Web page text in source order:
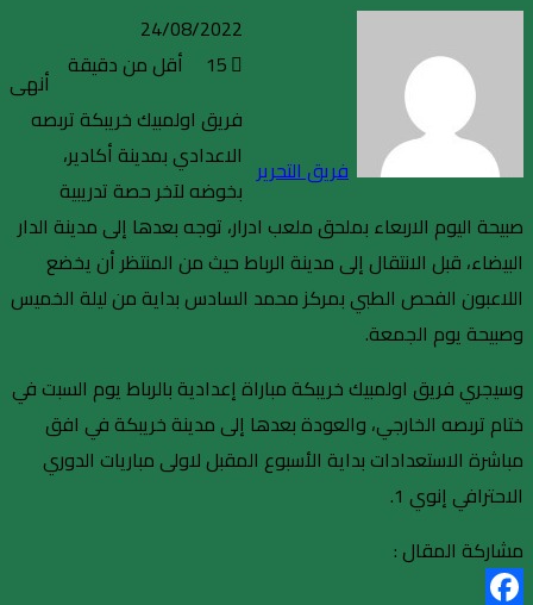
فريق التحرير
24/08/2022
15
أقل من دقيقة
أنهى
فريق اولمبيك خريبكة تربصه
الاعدادي بمدينة أكادير،
بخوضه لآخر حصة تدريبية
صبيحة اليوم الاربعاء بملحق ملعب ادرار، توجه بعدها إلى مدينة الدار
البيضاء، قبل الانتقال إلى مدينة الرباط حيث من المنتظر أن يخضع
اللاعبون الفحص الطبي بمركز محمد السادس بداية من ليلة الخميس
وصبيحة يوم الجمعة.
وسيجري فريق اولمبيك خريبكة مباراة إعدادية بالرباط يوم السبت في
ختام تربصه الخارجي، والعودة بعدها إلى مدينة خريبكة في افق
مباشرة الاستعدادات بداية الأسبوع المقبل لاولى مباريات الدوري
الاحترافي إنوي 1.
مشاركة المقال :